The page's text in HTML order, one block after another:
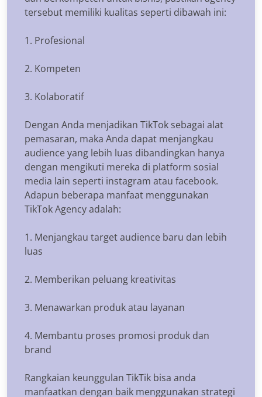
tersebut memiliki kualitas seperti dibawah ini:
1. Profesional
2. Kompeten
3. Kolaboratif
Dengan Anda menjadikan TikTok sebagai alat
pemasaran, maka Anda dapat menjangkau
audience yang lebih luas dibandingkan hanya
dengan mengikuti mereka di platform sosial
media lain seperti instagram atau facebook.
Adapun beberapa manfaat menggunakan
TikTok Agency adalah:
1. Menjangkau target audience baru dan lebih
luas
2. Memberikan peluang kreativitas
3. Menawarkan produk atau layanan
4. Membantu proses promosi produk dan
brand
Rangkaian keunggulan TikTik bisa anda
manfaatkan dengan baik menggunakan strategi